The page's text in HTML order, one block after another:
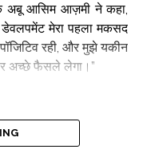
चलने के लिए मजबूर होना
सेफ्टी खतरे में पड़ती है,
इस मामले में और ‘पैदल
को लोगों के लिए पूरी
में रुकावट डालने वाली
किए हैं।
अबू आसिम आज़मी ने कहा,
मेरा पहला मकसद
रही, और मुझे यकीन
पर अच्छे फैसले लेगा।”